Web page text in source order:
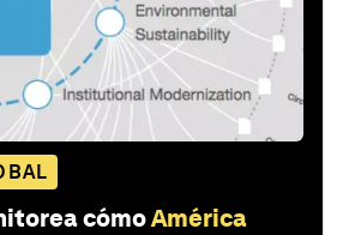
cómoAmérica